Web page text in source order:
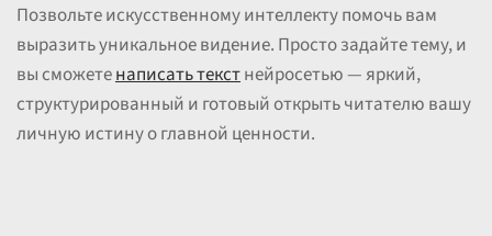
Позвольте искусственному интеллекту помочь вам
выразить уникальное видение. Просто задайте тему, и
вы сможетенаписать текстнейросетью — яркий,
структурированный и готовый открыть читателю вашу
личную истину о главной ценности.